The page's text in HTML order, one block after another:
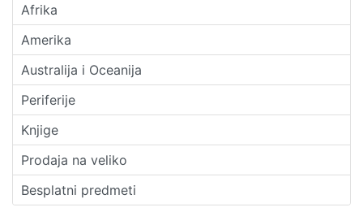
Afrika
Amerika
Australija i Oceanija
Periferije
Knjige
Prodaja na veliko
Besplatni predmeti